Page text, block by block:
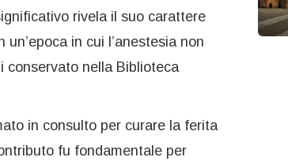
rivela il suo carattere
in cui l’anestesia non
conservato nella Biblioteca
in consulto per curare la ferita
fu fondamentale per